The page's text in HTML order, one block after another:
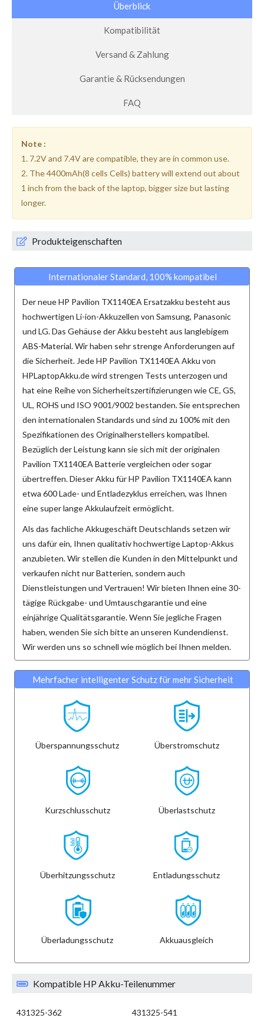
Überblick
Kompatibilität
Versand & Zahlung
Garantie & Rücksendungen
FAQ
Note :
1. 7.2V and 7.4V are compatible, they are in common use.
2. The 4400mAh(8 cells Cells) battery will extend out about
1 inch from the back of the laptop, bigger size but lasting
longer.
Produkteigenschaften
Internationaler Standard, 100% kompatibel
Der neueHP Pavilion TX1140EA Ersatzakku besteht aus
hochwertigen Li-ion-Akkuzellen von Samsung, Panasonic
und LG. Das Gehäuse der Akku besteht aus langlebigem
ABS-Material. Wir haben sehr strenge Anforderungen auf
die Sicherheit. JedeHP Pavilion TX1140EA Akku von
HPLaptopAkku.de wird strengen Tests unterzogen und
hat eine Reihe von Sicherheitszertifizierungen wie CE, GS,
UL, ROHS und ISO 9001/9002 bestanden. Sie entsprechen
den internationalen Standards und sind zu 100% mit den
Spezifikationen des Originalherstellers kompatibel.
Bezüglich der Leistung kann sie sich mit der originalen
Pavilion TX1140EA Batterie vergleichen oder sogar
übertreffen. DieserAkku für HP Pavilion TX1140EA kann
etwa 600 Lade- und Entladezyklus erreichen, was Ihnen
eine super lange Akkulaufzeit ermöglicht.
Als das fachliche Akkugeschäft Deutschlands setzen wir
uns dafür ein, Ihnen qualitativ hochwertige Laptop-Akkus
anzubieten. Wir stellen die Kunden in den Mittelpunkt und
verkaufen nicht nur Batterien, sondern auch
Dienstleistungen und Vertrauen! Wir bieten Ihnen eine 30-
tägige Rückgabe- und Umtauschgarantie und eine
einjährige Qualitätsgarantie. Wenn Sie jegliche Fragen
haben, wenden Sie sich bitte an unseren Kundendienst.
Wir werden uns so schnell wie möglich bei Ihnen melden.
Mehrfacher intelligenter Schutz für mehr Sicherheit
Überspannungsschutz Überstromschutz
Kurzschlusschutz Überlastschutz
Überhitzungsschutz Entladungsschutz
Überladungsschutz Akkuausgleich
Kompatible HP Akku-Teilenummer
431325-362 431325-541